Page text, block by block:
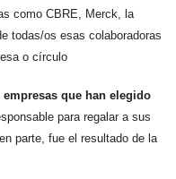
como CBRE, Merck, la
todas/os esas colaboradoras
o círculo
que han elegido
para regalar a sus
parte, fue el resultado de la